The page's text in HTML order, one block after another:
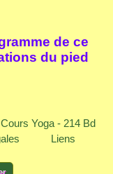
de ce
du pied
Yoga - 214 Bd
Liens